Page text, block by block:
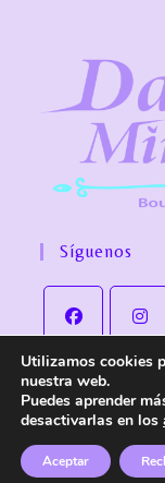
Síguenos
Aviso Legal
Política de
Utilizamos cookies
nuestra web.
Puedes aprender
desactivarlas en los
Aceptar